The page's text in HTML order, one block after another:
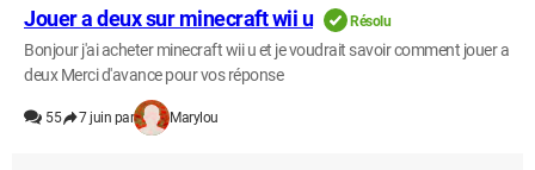
Jouer a deux sur minecraft wii u Résolu
Bonjour j'ai acheter minecraft wii u et je voudrait savoir comment jouer a
deux Merci d'avance pour vos réponse
55 7 juin par Marylou